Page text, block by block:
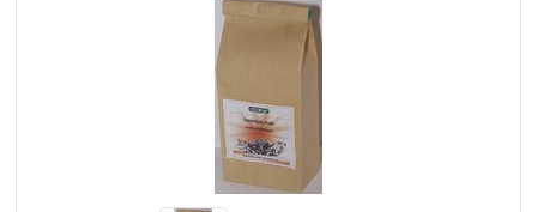
zpracováním osobních údajů
Zavřít